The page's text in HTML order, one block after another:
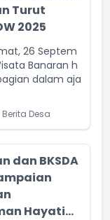
Turut
2025
26 Septem
Banaran h
dalam aja
Berita Desa
dan BKSDA
Hayati...